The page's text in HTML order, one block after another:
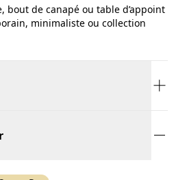
bout de canapé ou table d’appoint
minimaliste ou collection